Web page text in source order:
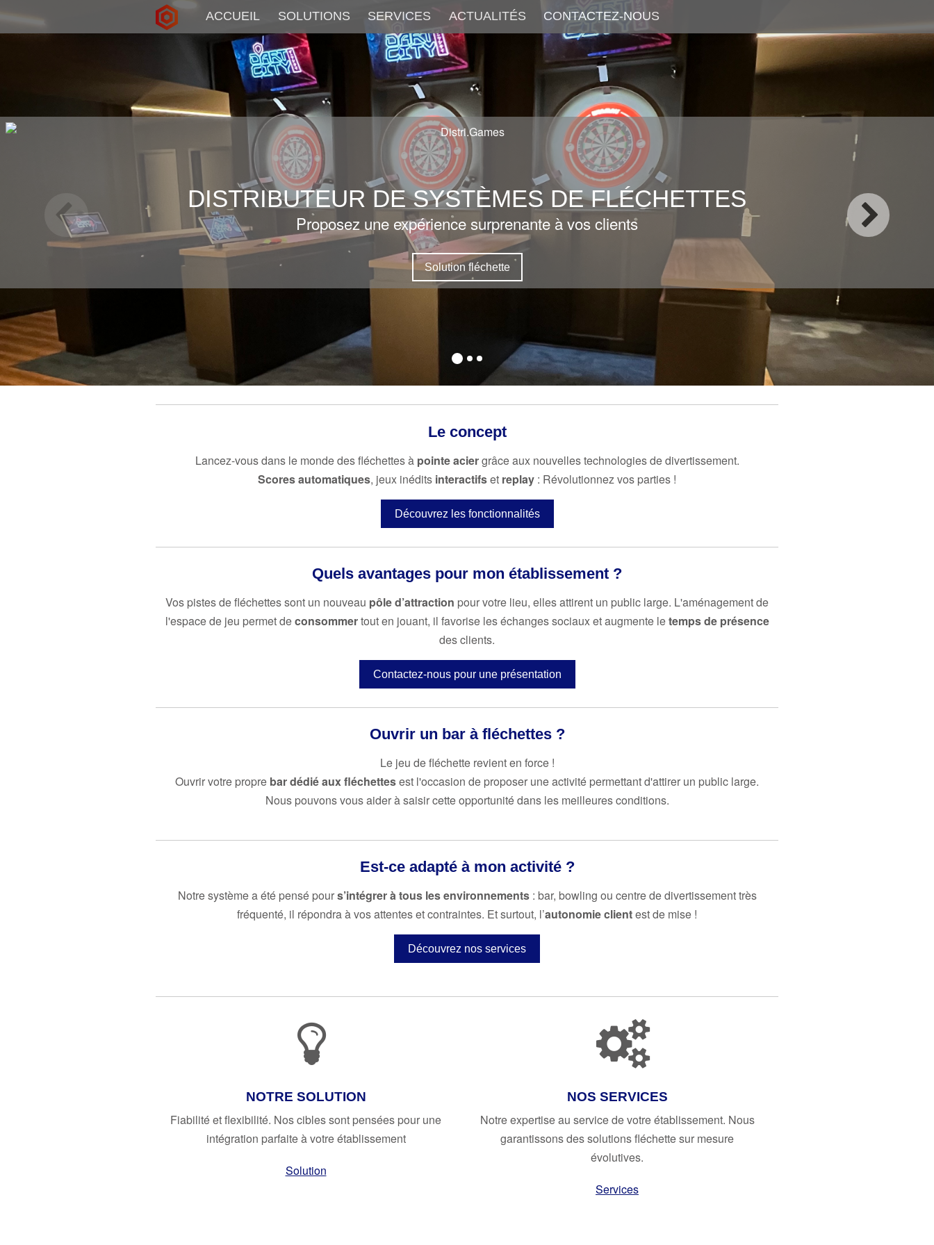
ACCUEIL SOLUTIONS SERVICES ACTUALITÉS CONTACTEZ-NOUS
DISTRIBUTEUR DE SYSTÈMES DE FLÉCHETTES
Proposez une expérience surprenante à vos clients
Solution fléchette
Le concept
Lancez-vous dans le monde des fléchettes à pointe aciergrâce aux nouvelles technologies de divertissement.
Scores automatiques, jeux inédits interactifset replay : Révolutionnez vos parties !
Découvrez les fonctionnalités
Quels avantages pour mon établissement ?
Vos pistes de fléchettes sont un nouveau pôle d’attraction pour votre lieu, elles attirent un public large. L'aménagement de
l'espace de jeu permet deconsommertout en jouant, il favorise les échanges sociaux et augmente letemps de présence
des clients.
Contactez-nous pour une présentation
Ouvrir un bar à fléchettes ?
Le jeu de fléchette revient en force !
Ouvrir votre propre bar dédié aux fléchettesest l'occasion de proposer une activité permettant d'attirer un public large.
Nous pouvons vous aider à saisir cette opportunité dans les meilleures conditions.
Est-ce adapté à mon activité ?
Notre système a été pensé pours’intégrer à tous les environnements: bar, bowling ou centre de divertissement très
fréquenté, il répondra à vos attentes et contraintes. Et surtout, l’autonomie clientest de mise !
Découvrez nos services
NOTRE SOLUTION
Fiabilité et flexibilité. Nos cibles sont pensées pour une
intégration parfaite à votre établissement
Solution
NOS SERVICES
Notre expertise au service de votre établissement. Nous
garantissons des solutions fléchette sur mesure
évolutives.
Services